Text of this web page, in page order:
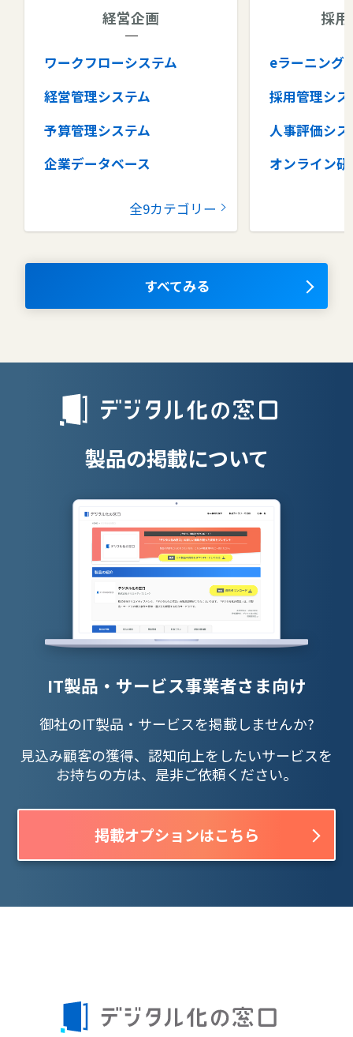
経営企画
ワークフローシステム
経営管理システム
予算管理システム
企業データベース
グループウェア
コラボレーションツール
ナレッジマネジメントツール
全9カテゴリー
採
eラーニング
採用管理シス
人事評価シ
オンライン研
タレントマ
OKRツール
授業支援シス
すべてみる
製品の掲載について
IT製品・サービス事業者さま向け
御社のIT製品・サービスを掲載しませんか?
見込み顧客の獲得、認知向上をしたいサービスを
お持ちの方は、是非ご依頼ください。
掲載オプションはこちら